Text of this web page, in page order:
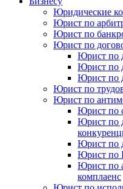
Юридические
Юрист по
Юрист по
Юрист по
Юрист по
Юрист по
Юрист по
Юрист по
Юрист по
Юрист по
Юрист по
Юрист по
Юрист по
Юрист по
комплаенс